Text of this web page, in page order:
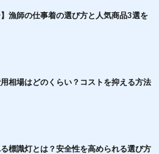
】漁師の仕事着の選び方と人気商品3選を
相場はどのくらい？コストを抑える方法
標識灯とは？安全性を高められる選び方